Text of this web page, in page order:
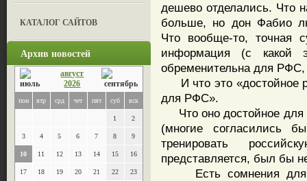
КАТАЛОГ САЙТОВ
Архив новостей
август
2026
пон втр срд чет пят суб вск
1 2
3 4 5 6 7 8 9
10 11 12 13 14 15 16
17 18 19 20 21 22 23
дешево отделались. Что
больше, но дон Фабио
Что вообще-то, точная
информация (с какой
обременительна для РФС,
И что это «достойное
для РФС».
Что оно достойное для
(многие согласились
тренировать
представляется, был бы
Есть сомнения для